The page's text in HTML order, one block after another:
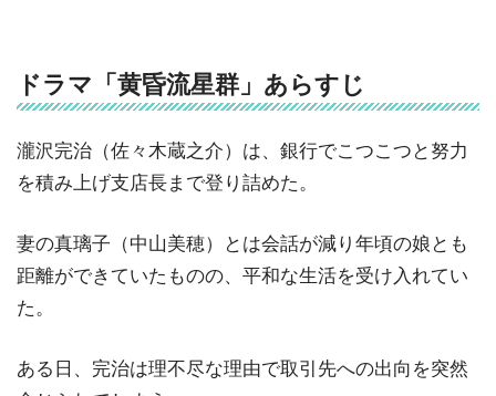
ドラマ「黄昏流星群」あらすじ
瀧沢完治（佐々木蔵之介）は、銀行でこつこつと努力
を積み上げ支店長まで登り詰めた。
妻の真璃子（中山美穂）とは会話が減り年頃の娘とも
距離ができていたものの、平和な生活を受け入れてい
た。
ある日、完治は理不尽な理由で取引先への出向を突然